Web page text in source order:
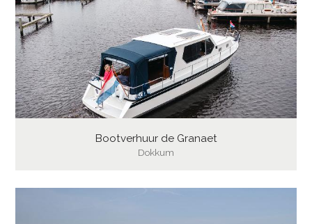
Bootverhuur de Granaet
Dokkum